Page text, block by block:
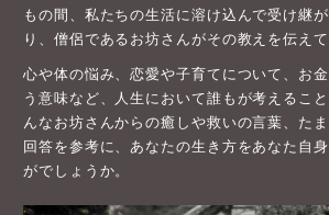
もの間、私たちの生活に溶け込んで受け継
り、僧侶であるお坊さんがその教えを伝えて
心や体の悩み、恋愛や子育てについて、お
う意味など、人生において誰もが考えるこ
んなお坊さんからの癒しや救いの言葉、た
回答を参考に、あなたの生き方をあなた自
がでしょうか。